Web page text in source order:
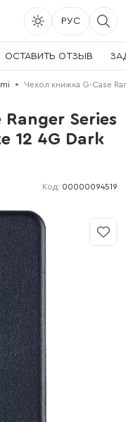
РУС
ОСТАВИТЬ ОТЗЫВ
Чехол книжка G-Case
Series
12 4G Dark
Код: 00000094519